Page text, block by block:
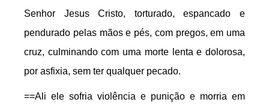
Senhor Jesus Cristo, torturado, espancado e
pendurado pelas mãos e pés, com pregos, em uma
cruz, culminando com uma morte lenta e dolorosa,
por asfixia, sem ter qualquer pecado.
==Ali ele sofria violência e punição e morria em